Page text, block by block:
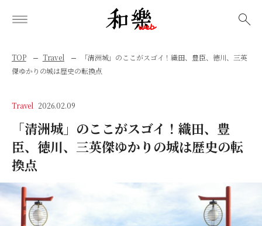
TOP Travel
「清洲城」のここがスゴイ！織田、豊臣、徳川、三英
傑ゆかりの城は歴史の転換点
Travel 2026.02.09
「清洲城」のここがスゴイ！織田、豊
臣、徳川、三英傑ゆかりの城は歴史の転
換点